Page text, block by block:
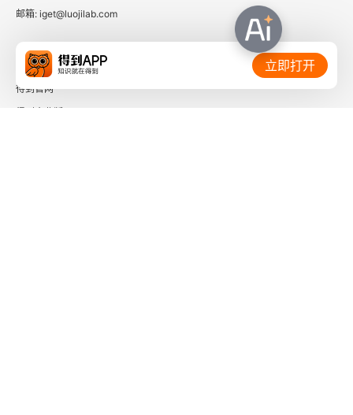
邮箱: iget@luojilab.com
相关链接：
得到官网
立即打开